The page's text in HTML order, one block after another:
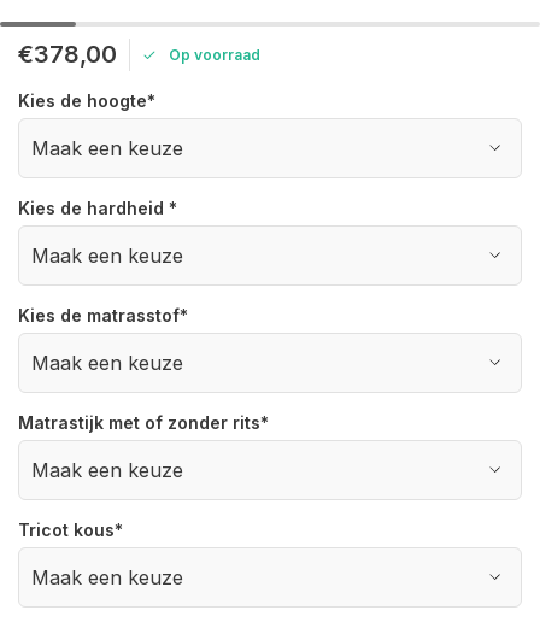
€378,00 Op voorraad
Kies de hoogte*
Kies de hardheid *
Kies de matrasstof*
Matrastijk met of zonder rits*
Tricot kous*